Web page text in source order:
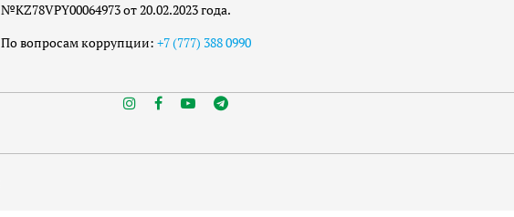
№KZ78VPY00064973 от 20.02.2023 года.
По вопросам коррупции: +7 (777) 388 0990